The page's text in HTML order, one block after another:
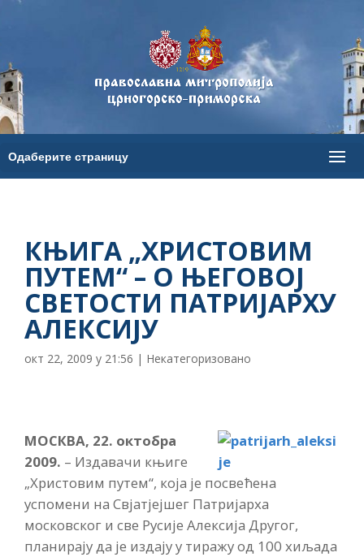
КЊИГА „ХРИСТОВИМ
ПУТЕМ“ – О ЊЕГОВОЈ
СВЕТОСТИ ПАТРИЈАРХУ
АЛЕКСИЈУ
окт 22, 2009 у 21:56 | Некатегоризовано
МОСКВА, 22. октобра
2009. – Издавачи књиге
„Христовим путем“, која је посвећена
успомени на Свјатјејшег Патријарха
московског и све Русије Алексија Другог,
планирају да је издају у тиражу од 100 хиљада